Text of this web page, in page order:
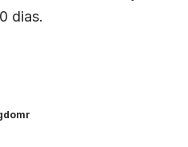
dias.